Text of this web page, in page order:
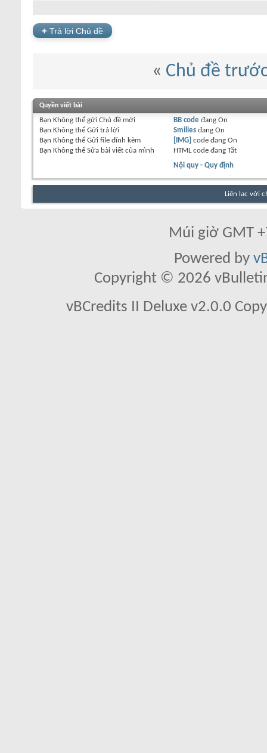
+ Trả lời Chủ đề
« Chủ đề
Quyền viết bài
Bạn Không thể gửi Chủ đề mới
Bạn Không thể Gửi trả lời
Bạn Không thể Gửi file đính kèm
Bạn Không thể Sửa bài viết của mình
BB code đang On
Smiliesđang On
[IMG] code đang On
HTML code đang Tắt
Nội quy - Quy định
Liên lạc với
Múi giờ GMT
Powered by
Copyright © 2026
vBCredits II Deluxe v2.0.0